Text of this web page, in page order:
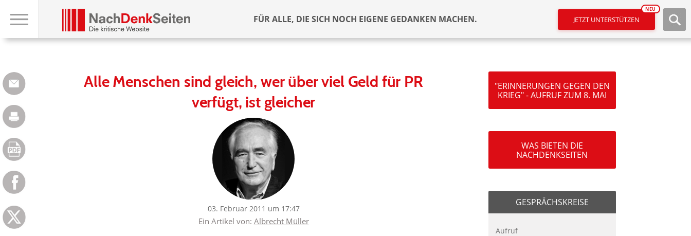
FÜR ALLE, DIE SICH NOCH EIGENE GEDANKEN MACHEN. JETZT UNTERSTÜTZEN
NEU
Alle Menschen sind gleich, wer über viel Geld für PR
verfügt, ist gleicher
03. Februar 2011 um 17:47
Ein Artikel von: Albrecht Müller
"ERINNERUNGEN GEGEN DEN
KRIEG" - AUFRUF ZUM 8. MAI
WAS BIETEN DIE
NACHDENKSEITEN
GESPRÄCHSKREISE
Aufruf